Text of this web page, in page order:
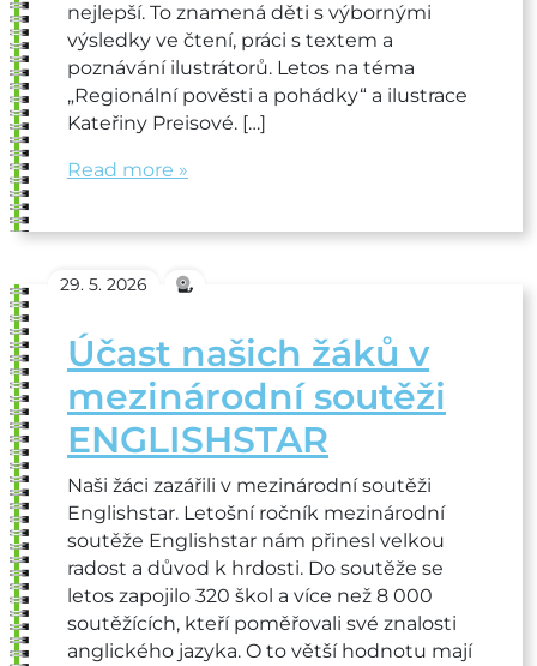
nejlepší. To znamená děti s výbornými
výsledky ve čtení, práci s textem a
poznávání ilustrátorů. Letos na téma
„Regionální pověsti a pohádky“ a ilustrace
Kateřiny Preisové. […]
Read more »
29. 5. 2026
Účast našich žáků v
mezinárodní soutěži
ENGLISHSTAR
Naši žáci zazářili v mezinárodní soutěži
Englishstar. Letošní ročník mezinárodní
soutěže Englishstar nám přinesl velkou
radost a důvod k hrdosti. Do soutěže se
letos zapojilo 320 škol a více než 8 000
soutěžících, kteří poměřovali své znalosti
anglického jazyka. O to větší hodnotu mají